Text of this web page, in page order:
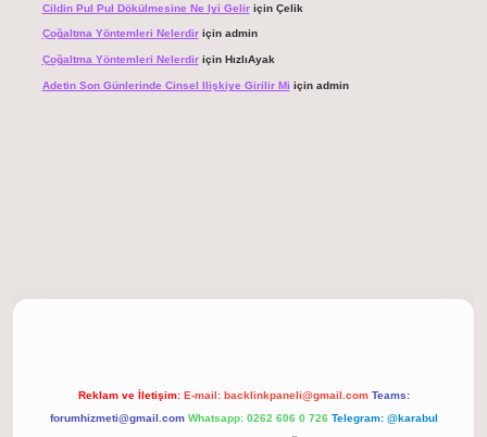
Cildin Pul Pul Dökülmesine Ne Iyi Geliriçin Çelik
Çoğaltma Yöntemleri Nelerdiriçin admin
Çoğaltma Yöntemleri Nelerdiriçin HızlıAyak
Adetin Son Günlerinde Cinsel Ilişkiye Girilir Mi için admin
Reklam ve İletişim: E-mail: backlinkpaneli@gmail.com Teams:
forumhizmeti@gmail.com Whatsapp: 0262 606 0 726 Telegram: @karabul